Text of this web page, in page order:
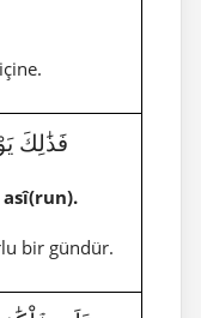
bir gündür.